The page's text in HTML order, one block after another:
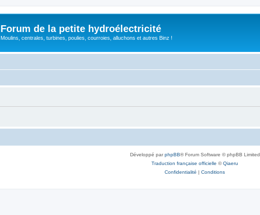
Forum de la petite hydroélectricité
Moulins, centrales, turbines, poulies, courroies, alluchons et autres Binz !
Développé parphpBB® Forum Software © phpBB Limited
Traduction française officielle ©Qiaeru
Confidentialité | Conditions